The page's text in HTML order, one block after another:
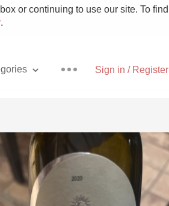
or continuing to use our site. To find
.
Sign in / Register
Pizza